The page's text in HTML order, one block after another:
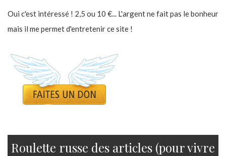
Oui c'est intéressé ! 2,5 ou 10 €... L'argent ne fait pas le bonheur
mais il me permet d'entretenir ce site !
Roulette russe des articles (pour vivre